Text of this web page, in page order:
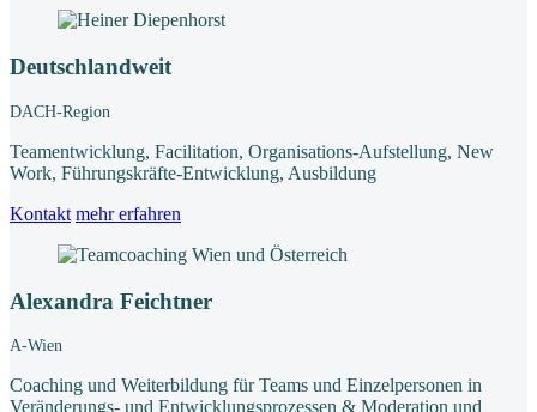
Deutschlandweit
DACH-Region
Teamentwicklung, Facilitation, Organisations-Aufstellung, New
Work, Führungskräfte-Entwicklung, Ausbildung
Kontakt mehr erfahren
Alexandra Feichtner
A-Wien
Coaching und Weiterbildung für Teams und Einzelpersonen in
Veränderungs- und Entwicklungsprozessen & Moderation und